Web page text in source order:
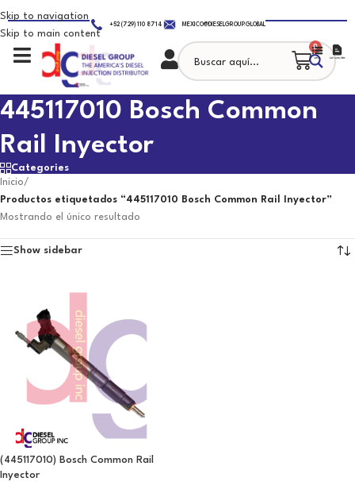
Skip to navigation
Skip to main content
+52 (729) 110 8714 MEXICO@DIESELGROUP.GLOBAL
0
445117010 Bosch Common
Rail Inyector
Categories
Inicio/
Productos etiquetados “445117010 Bosch Common Rail Inyector”
Mostrando el único resultado
Show sidebar
(445117010) Bosch Common Rail
Inyector